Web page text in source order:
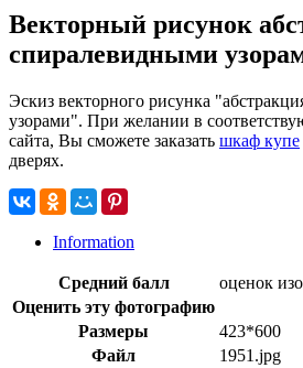
Векторный рисунок
спиралевидными
Эскиз векторного рисунка
узорами". При желании в
сайта, Вы сможете заказать шкаф купе
дверях.
Information
Средний балл
оценок
Оценить эту фотографию
Размеры
423*600
Файл
1951.jpg